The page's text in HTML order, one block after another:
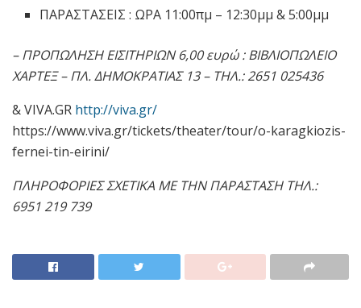
ΠΑΡΑΣΤΑΣΕΙΣ : ΩΡΑ 11:00πμ – 12:30μμ & 5:00μμ
– ΠΡΟΠΩΛΗΣΗ ΕΙΣΙΤΗΡΙΩΝ 6,00 ευρώ : ΒΙΒΛΙΟΠΩΛΕΙΟ
ΧΑΡΤΕΞ – ΠΛ. ΔΗΜΟΚΡΑΤΙΑΣ 13 – ΤΗΛ.: 2651 025436
& VIVA.GR http://viva.gr/
https://www.viva.gr/tickets/theater/tour/o-karagkiozis-
fernei-tin-eirini/
ΠΛΗΡΟΦΟΡΙΕΣ ΣΧΕΤΙΚΑ ΜΕ ΤΗΝ ΠΑΡΑΣΤΑΣΗ ΤΗΛ.:
6951 219 739